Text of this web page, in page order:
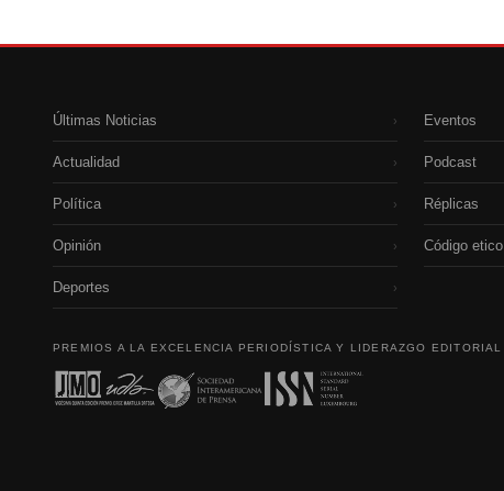
Últimas Noticias ›
Actualidad ›
Política ›
Opinión ›
Deportes ›
Eventos
Podcast
Réplicas
Código etico
PREMIOS A LA EXCELENCIA PERIODÍSTICA Y LIDERAZGO EDITORIAL